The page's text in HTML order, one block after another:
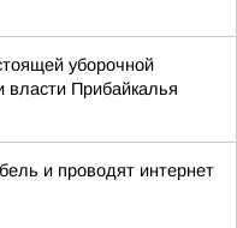
уборочной
власти Прибайкалья
и проводят интернет